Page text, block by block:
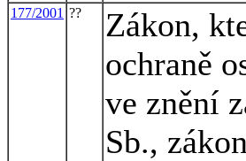
177/2001 ??
Zákon,
ochraně
ve znění
Sb.,